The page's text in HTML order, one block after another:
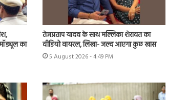
का
तेजप्रताप यादव के साथ मल्लिका शेरावत का
वीडियो वायरल, लिखा- जल्द आएगा कुछ खास
5 August 2026 - 4:49 PM